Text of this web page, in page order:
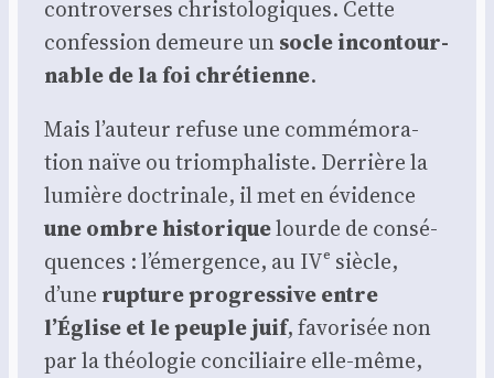
contro­verses chris­to­lo­giques. Cette
confes­sion demeure unsocle incon­tour­
nable de la foi chré­tienne.
Mais l’auteur refuse une com­mé­mo­ra­
tion naïve ou triom­pha­liste. Der­rière la
lumière doc­tri­nale, il met en évi­dence
une ombre his­to­riquelourde de consé­
quences : l’émergence, au IVᵉ siècle,
d’une rup­ture pro­gres­sive entre
l’Église et le peuple juif, favo­ri­sée non
par la théo­lo­gie conci­liaire elle-même,